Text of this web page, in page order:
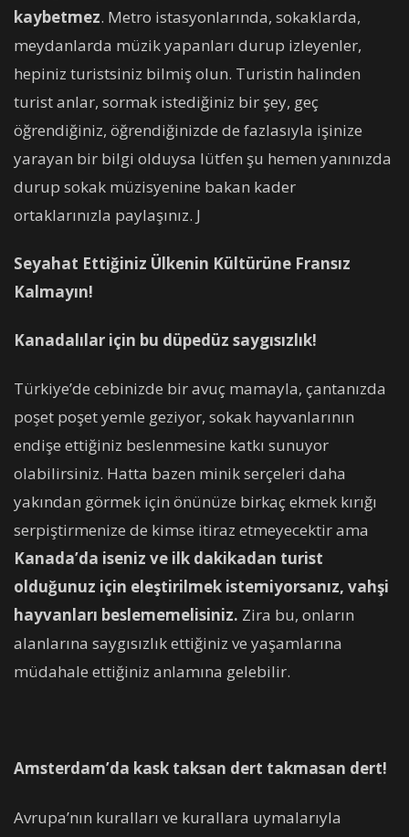
kaybetmez. Metro istasyonlarında, sokaklarda,
meydanlarda müzik yapanları durup izleyenler,
hepiniz turistsiniz bilmiş olun. Turistin halinden
turist anlar, sormak istediğiniz bir şey, geç
öğrendiğiniz, öğrendiğinizde de fazlasıyla işinize
yarayan bir bilgi olduysa lütfen şu hemen yanınızda
durup sokak müzisyenine bakan kader
ortaklarınızla paylaşınız. J
Seyahat Ettiğiniz Ülkenin Kültürüne Fransız
Kalmayın!
Kanadalılar için bu düpedüz saygısızlık!
Türkiye’de cebinizde bir avuç mamayla, çantanızda
poşet poşet yemle geziyor, sokak hayvanlarının
endişe ettiğiniz beslenmesine katkı sunuyor
olabilirsiniz. Hatta bazen minik serçeleri daha
yakından görmek için önünüze birkaç ekmek kırığı
serpiştirmenize de kimse itiraz etmeyecektir ama
Kanada’da iseniz ve ilk dakikadan turist
olduğunuz için eleştirilmek istemiyorsanız, vahşi
hayvanları beslememelisiniz. Zira bu, onların
alanlarına saygısızlık ettiğiniz ve yaşamlarına
müdahale ettiğiniz anlamına gelebilir.
Amsterdam’da kask taksan dert takmasan dert!
Avrupa’nın kuralları ve kurallara uymalarıyla